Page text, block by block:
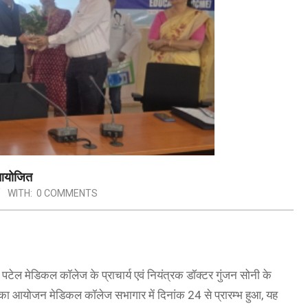
WITH: 0 COMMENTS
मेडिकल कॉलेज के प्राचार्य एवं नियंत्रक डॉक्टर गुंजन सोनी के
आयोजन मेडिकल कॉलेज सभागार में दिनांक 24 से प्रारम्भ हुआ, यह